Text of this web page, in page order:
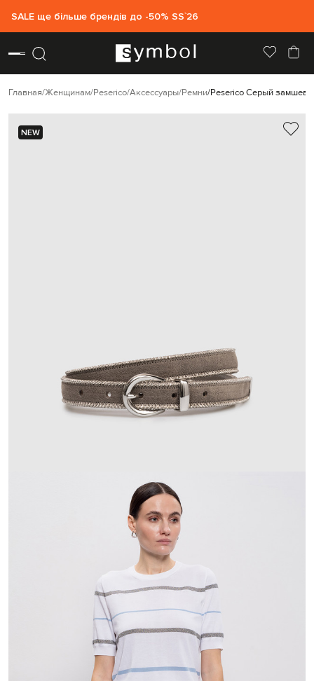
SALE ще більше брендів до -50% SS`26
Главная Женщинам Peserico Аксессуары Ремни Peserico Серый
NEW